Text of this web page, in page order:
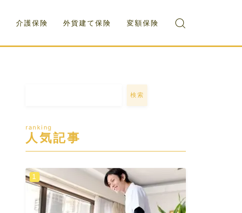
介護保険 外貨建て保険 変額保険
検索
ranking
人気記事